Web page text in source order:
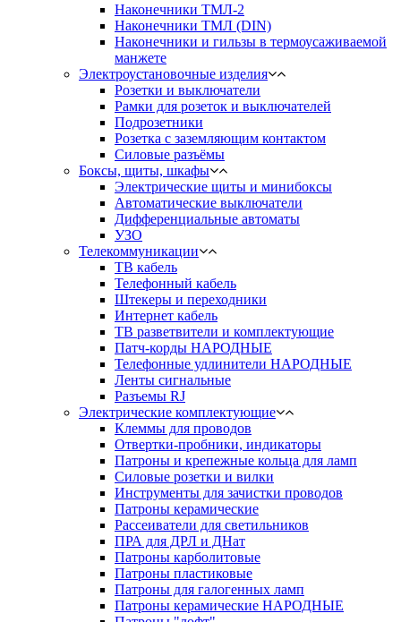
Наконечники ТМЛ-2
Наконечники ТМЛ (DIN)
Наконечники и гильзы в термоусаживаемой
манжете
Электроустановочные изделия
Розетки и выключатели
Рамки для розеток и выключателей
Подрозетники
Розетка с заземляющим контактом
Силовые разъёмы
Боксы, щиты, шкафы
Электрические щиты и минибоксы
Автоматические выключатели
Дифференциальные автоматы
УЗО
Телекоммуникации
ТВ кабель
Телефонный кабель
Штекеры и переходники
Интернет кабель
ТВ разветвители и комплектующие
Патч-корды НАРОДНЫЕ
Телефонные удлинители НАРОДНЫЕ
Ленты сигнальные
Разъемы RJ
Электрические комплектующие
Клеммы для проводов
Отвертки-пробники, индикаторы
Патроны и крепежные кольца для ламп
Силовые розетки и вилки
Инструменты для зачистки проводов
Патроны керамические
Рассеиватели для светильников
ПРА для ДРЛ и ДНат
Патроны карболитовые
Патроны пластиковые
Патроны для галогенных ламп
Патроны керамические НАРОДНЫЕ